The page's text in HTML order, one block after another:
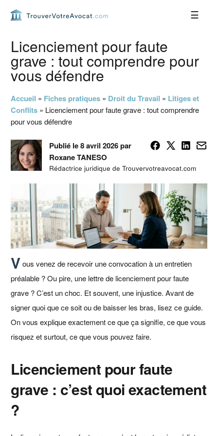
navigation
principale
principal
barre
latérale
principale
pageLicenciement pour faute
grave : tout comprendre pour
vous défendre
Accueil » Fiches pratiques » Droit du Travail » Litiges et
Conflits » Licenciement pour faute grave : tout comprendre
pour vous défendre
Publié le 8 avril 2026 par
Roxane TANESO
Rédactrice juridique de Trouvervotreavocat.com
Vous venez de recevoir une convocation à un entretien
préalable ? Ou pire, une lettre de licenciement pour faute
grave ? C’est un choc. Et souvent, une injustice. Avant de
signer quoi que ce soit ou de baisser les bras, lisez ce guide.
On vous explique exactement ce que ça signifie, ce que vous
risquez et surtout, ce que vous pouvez faire.
Licenciement pour faute
grave : c’est quoi exactement
?